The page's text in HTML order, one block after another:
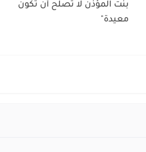
بنت المؤذن لا تصلح أن تكون
معيدة"